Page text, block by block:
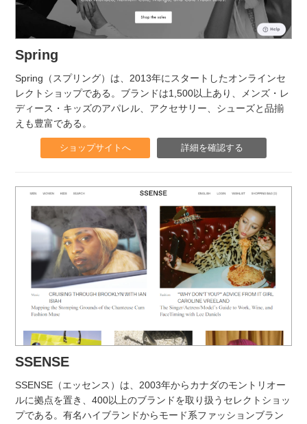
Spring
Spring（スプリング）は、2013年にスタートしたオンラインセ
レクトショップである。ブランドは1,500以上あり、メンズ・レ
ディース・キッズのアパレル、アクセサリー、シューズと品揃
えも豊富である。
ショップサイトへ 詳細を確認する
SSENSE
SSENSE（エッセンス）は、2003年からカナダのモントリオー
ルに拠点を置き、400以上のブランドを取り扱うセレクトショッ
プである。有名ハイブランドからモード系ファッションブラン